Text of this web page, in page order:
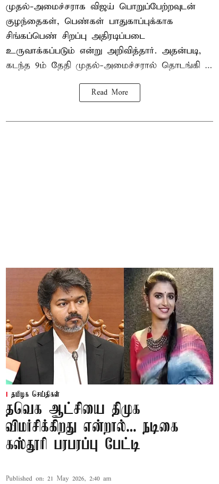
முதல்-அமைச்சராக விஜய் பொறுப்பேற்றவுடன்
குழந்தைகள், பெண்கள் பாதுகாப்புக்காக
சிங்கப்பெண் சிறப்பு அதிரடிப்படை
உருவாக்கப்படும் என்று அறிவித்தார். அதன்படி,
கடந்த 9ம் தேதி முதல்-அமைச்சரால் தொடங்கி ...
Read More
தமிழக செய்திகள்
தவெக ஆட்சியை திமுக
விமர்சிக்கிறது என்றால்... நடிகை
கஸ்தூரி பரபரப்பு பேட்டி
Published on: 21 May 2026, 2:40 am